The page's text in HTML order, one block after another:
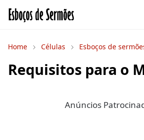
Home Células Esboços de
Requisitos para o
Anúncios